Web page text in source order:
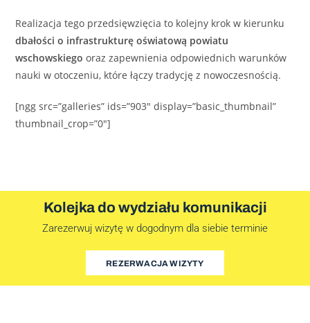
Realizacja tego przedsięwzięcia to kolejny krok w kierunku
dbałości o infrastrukturę oświatową powiatu
wschowskiego oraz zapewnienia odpowiednich warunków
nauki w otoczeniu, które łączy tradycję z nowoczesnością.
[ngg src=”galleries” ids=”903″ display=”basic_thumbnail”
thumbnail_crop=”0″]
Kolejka do wydziału komunikacji
Zarezerwuj wizytę w dogodnym dla siebie terminie
REZERWACJA WIZYTY